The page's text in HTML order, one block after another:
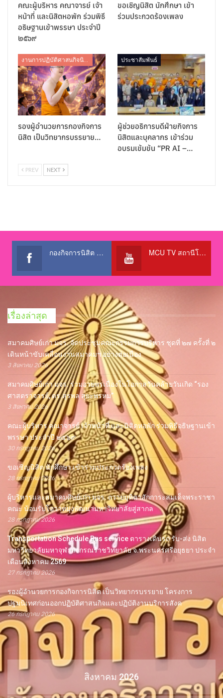
คณะผู้บริหาร คณาจารย์ เจ้า
หน้าที่ และนิสิตหอพัก ร่วมพิธี
อธิษฐานเข้าพรรษา ประจำปี
๒๕๖๙
ขอเชิญนิสิต นักศึกษา เข้า
ร่วมประกวดร้องเพลง
งานการปฏิบัติศาสนกิจนิสิต
รองผู้อำนวยการกองกิจการ
นิสิต เป็นวิทยากรบรรยาย…
ประชาสัมพันธ์
ผู้ช่วยอธิการบดีฝ่ายกิจการ
นิสิตและบุคลากร เข้าร่วม
อบรมเข้มข้น “PR AI –…
PREV NEXT
กองกิจการนิสิต สำนักงานอธิการบดี MCU TV สถานีโทรทัศน์เพื่อการศึกษา @OfficialTBCChannel
เรื่องล่าสุด
สมาคมศิษย์เก่า มจร. จัดประชุมคณะกรรมการบริหาร ชุดที่ ๒๗ ครั้งที่ ๒
เดินหน้าขับเคลื่อนงานสมาคมฯ อย่างต่อเนื่อง
3 สิงหาคม 2026
สมาคมศิษย์เก่า มจร. ร่วมอวยพรเนื่องในโอกาสวันคล้ายวันเกิด “รอง
ศาสตราจารย์, ดร.สุรพล สุยะพรหม”
3 สิงหาคม 2026
คณะผู้บริหาร คณาจารย์ เจ้าหน้าที่ และนิสิตหอพัก ร่วมพิธีอธิษฐานเข้า
พรรษา ประจำปี ๒๕๖๙
30 กรกฎาคม 2026
ขอเชิญนิสิต นักศึกษา เข้าร่วมประกวดร้องเพลง
28 กรกฎาคม 2026
ผู้บริหารและสมาคมศิษย์เก่า มจร. ถวายมุทิตาสักการะสมเด็จพระราชา
คณะ น้อมรับโอวาทมุ่งพัฒนามหาวิทยาลัยสู่สากล
28 กรกฎาคม 2026
Transportation Schedule Bus service ตารางเดินรถ รับ-ส่ง นิสิต
มหาวิทยาลัยมหาจุฬาลงกรณราชวิทยาลัย จ.พระนครศรีอยุธยา ประจำ
เดือนสิงหาคม 2569
27 กรกฎาคม 2026
รองผู้อำนวยการกองกิจการนิสิต เป็นวิทยากรบรรยาย โครงการ
ปฐมนิเทศก่อนออกปฏิบัติศาสนกิจและปฏิบัติงานบริการสังค
26 กรกฎาคม 2026
สิงหาคม 2026